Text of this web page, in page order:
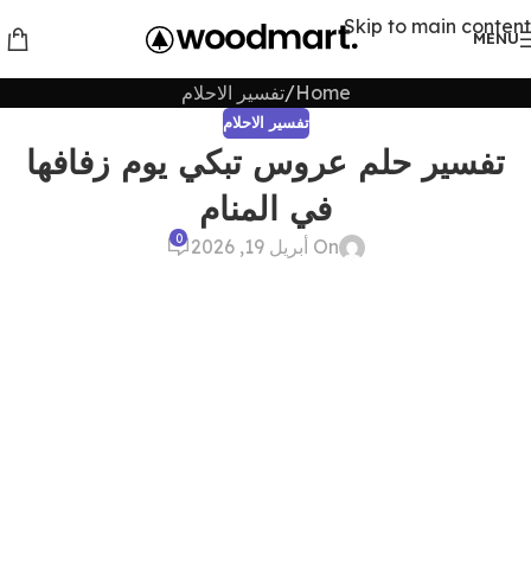
Skip to main content
MENU
Home تفسير الاحلام
تفسير الاحلام
تفسير حلم عروس تبكي يوم زفافها
في المنام
On أبريل 19, 2026 0